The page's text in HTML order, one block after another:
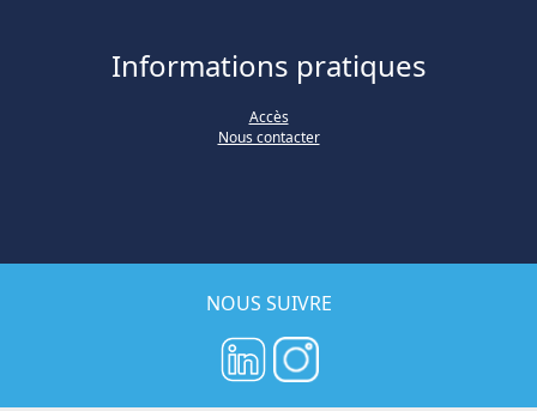
Informations pratiques
Accès
Nous contacter
NOUS SUIVRE